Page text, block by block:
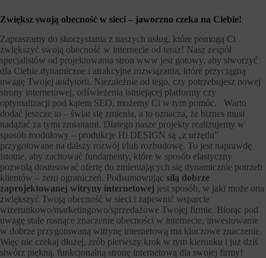
Zwiększ swoją obecność w sieci – jaworzno czeka na Ciebie!
Zapraszamy do skorzystania z naszych usług, które pomogą Ci
zwiększyć swoją obecność w internecie od teraz! Nasz zespół
specjalistów od projektowania stron www jest gotowy, aby stworzyć
dla Ciebie dynamiczne i atrakcyjne rozwiązania, które przyciągną
uwagę Twojej audytorii. Niezależnie od tego, czy potrzebujesz nowej
strony internetowej, odświeżenia istniejącej platformy czy
optymalizacji pod kątem SEO, możemy Ci w tym pomóc. Warto
dodać jeszcze to – świat się zmienia, a to oznacza, że biznes musi
nadążać za tymi zmianami. Dlatego nasze projekty realizujemy w
sposób modułowy – produkcje Hi DESIGN są „z urzędu”
przygotowane na dalszy rozwój i/lub rozbudowę. To jest naprawdę
istotne, aby zachować fundamenty, które w sposób elastyczny
pozwolą dostosować ofertę do zmieniających się dynamicznie potrzeb
klientów – zero ograniczeń. Podsumowując siłą dobrze
zaprojektowanej witryny internetowej jest sposób, w jaki może ona
zwiększyć Twoją obecność w sieci i zapewnić wsparcie
wizerunkowo/marketingowo/sprzedażowe Twojej firmie. Biorąc pod
uwagę stale rosnące znaczenie obecności w internecie, inwestowanie
w dobrze przygotowaną witrynę internetową ma kluczowe znaczenie.
Więc nie czekaj dłużej, zrób pierwszy krok w tym kierunku i już dziś
stwórz piękną, funkcjonalną stronę internetową dla swojej firmy!